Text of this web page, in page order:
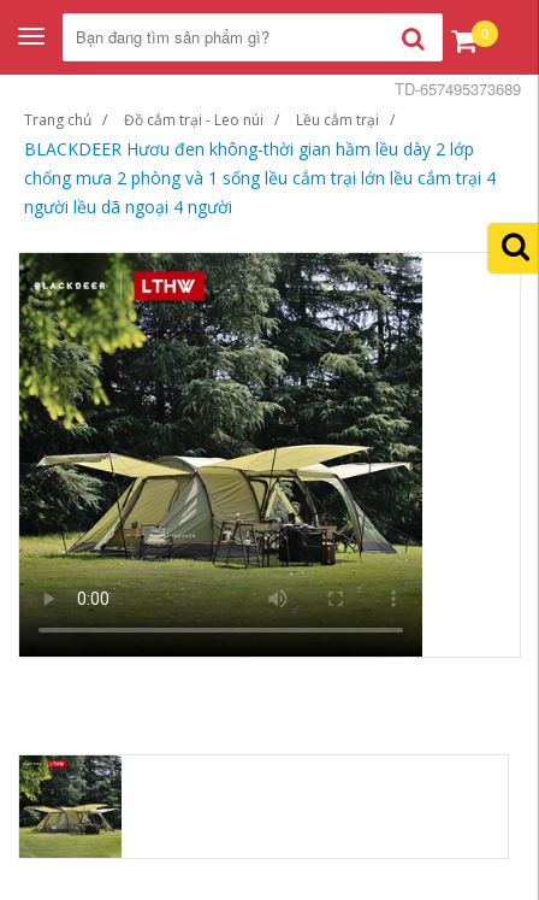
Toggle
navigation
0
Trang chủ Đồ cắm trại - Leo núi Lều cắm trại
BLACKDEER Hươu đen không-thời gian hầm lều dày 2 lớp
chống mưa 2 phòng và 1 sống lều cắm trại lớn lều cắm trại 4
người lều dã ngoại 4 người
TD-657495373689